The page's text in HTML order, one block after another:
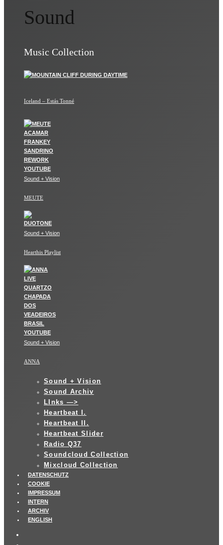
Sound
Music Collection
Iceland – Estás Tonné
Sound + Vision
MEUTE
Sound + Vision
Hearthis Playlist
Sound + Vision
ANNA
Sound + Vision
Sound Archiv
LInks —>
Heartbeat I.
Heartbeat II.
Heartbeat Slider
Radio Q37
Soundcloud Collection
Mixcloud Collection
DATENSCHUTZ
COOKIE
IMPRESSUM
INTERN
ARCHIV
ENGLISH